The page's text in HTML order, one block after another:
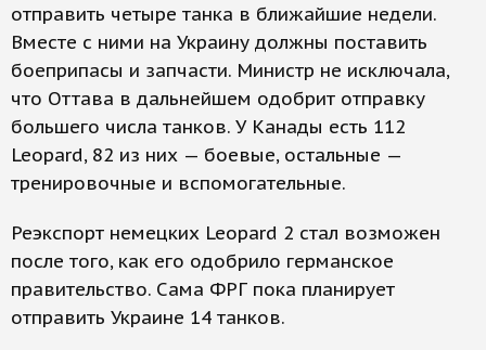
отправить четыре танка в ближайшие недели.
Вместе с ними на Украину должны поставить
боеприпасы и запчасти. Министр не исключала,
что Оттава в дальнейшем одобрит отправку
большего числа танков. У Канады есть 112
Leopard, 82 из них — боевые, остальные —
тренировочные и вспомогательные.
Реэкспорт немецких Leopard 2 стал возможен
после того, как его одобрило германское
правительство. Сама ФРГ пока планирует
отправить Украине 14 танков.